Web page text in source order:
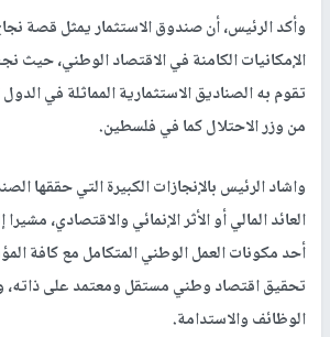
وأكد الرئيس، أن صندوق الاستثمار يمثل قصة
الإمكانيات الكامنة في الاقتصاد الوطني، حيث
تقوم به الصناديق الاستثمارية المماثلة في
من وزر الاحتلال كما في فلسطين.
واشاد الرئيس بالإنجازات الكبيرة التي حققها
العائد المالي أو الأثر الإنمائي والاقتصادي،
أحد مكونات العمل الوطني المتكامل مع كافة
تحقيق اقتصاد وطني مستقل ومعتمد على ذاته،
الوظائف والاستدامة.